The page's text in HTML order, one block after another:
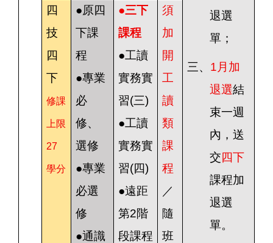
退選
單；
三、 1 月加
退選結
束一週
內，送
交四下
課程加
退選
單。
四
技
四
下
修課
上限
27
學分
●原四
下課
程
●專業
必
修、
選修
●專業
必選
修
●通識
●三下
課程
●工讀
實務實
習(三)
●工讀
實務實
習(四)
●遠距
第2階
段課程
須
加
開
工
讀
類
課
程
／
隨
班